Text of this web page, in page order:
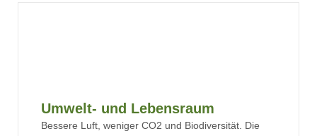
Umwelt- und Lebensraum
Bessere Luft, weniger CO2 und Biodiversität. Die